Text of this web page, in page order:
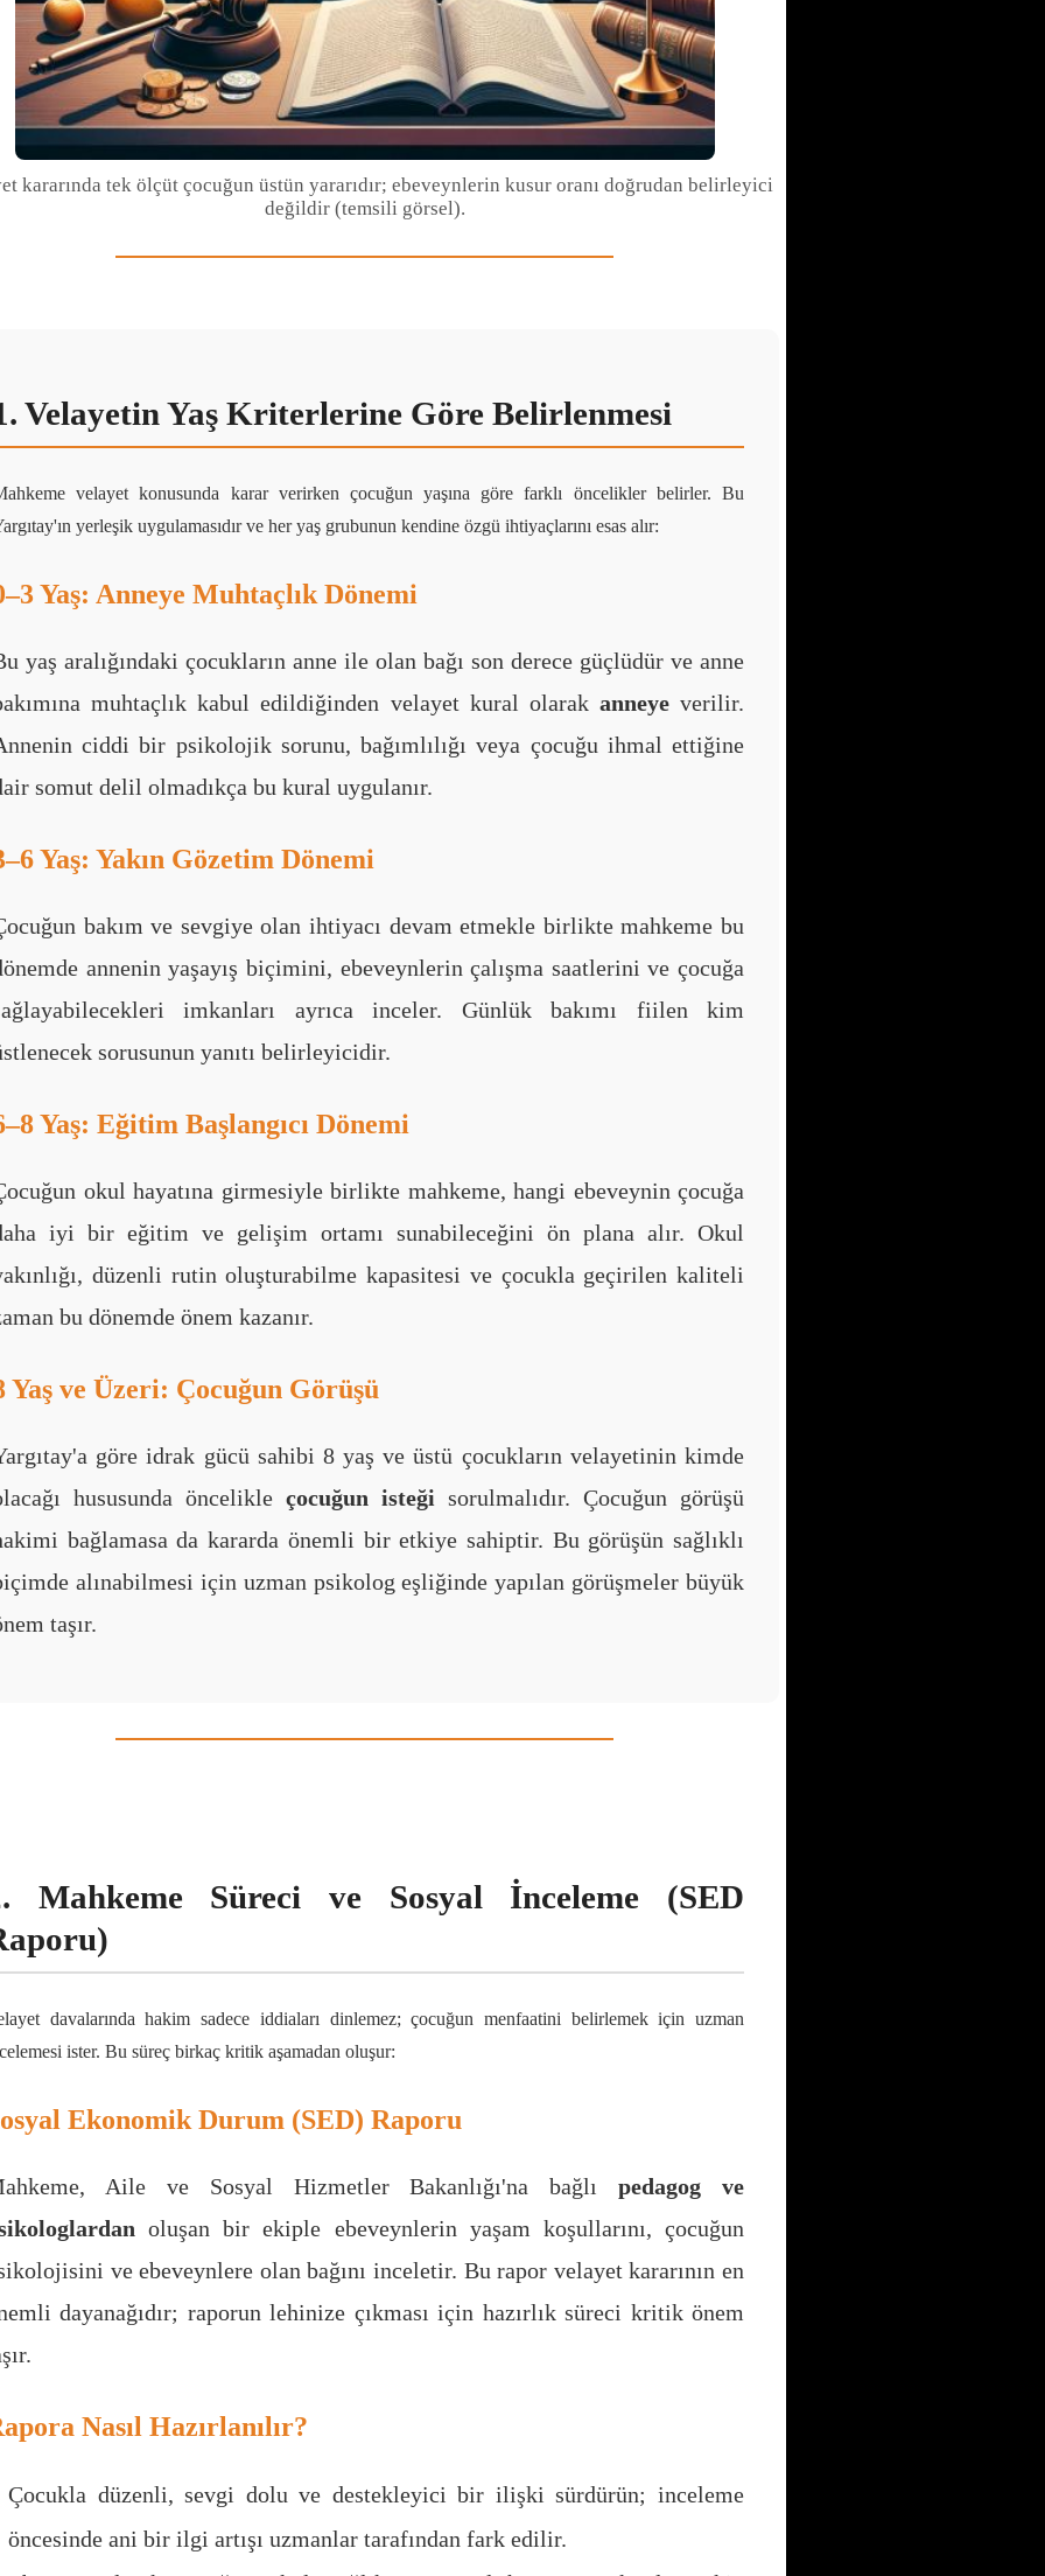
kararında tek ölçüt çocuğun üstün yararıdır; ebeveynlerin kusur oranı doğrudan belirleyici
değildir (temsili görsel).
Velayetin Yaş Kriterlerine Göre Belirlenmesi
velayet konusunda karar verirken çocuğun yaşına göre farklı öncelikler belirler. Bu
yerleşik uygulamasıdır ve her yaş grubunun kendine özgü ihtiyaçlarını esas alır:
Yaş: Anneye Muhtaçlık Dönemi
yaş aralığındaki çocukların anne ile olan bağı son derece güçlüdür ve anne
muhtaçlık kabul edildiğinden velayet kural olarak anneyeverilir.
ciddi bir psikolojik sorunu, bağımlılığı veya çocuğu ihmal ettiğine
somut delil olmadıkça bu kural uygulanır.
Yaş: Yakın Gözetim Dönemi
bakım ve sevgiye olan ihtiyacı devam etmekle birlikte mahkeme bu
annenin yaşayış biçimini, ebeveynlerin çalışma saatlerini ve çocuğa
imkanları ayrıca inceler. Günlük bakımı fiilen kim
sorusunun yanıtı belirleyicidir.
Yaş: Eğitim Başlangıcı Dönemi
okul hayatına girmesiyle birlikte mahkeme, hangi ebeveynin çocuğa
iyi bir eğitim ve gelişim ortamı sunabileceğini ön plana alır. Okul
düzenli rutin oluşturabilme kapasitesi ve çocukla geçirilen kaliteli
bu dönemde önem kazanır.
Yaş ve Üzeri: Çocuğun Görüşü
göre idrak gücü sahibi 8 yaş ve üstü çocukların velayetinin kimde
hususunda öncelikle çocuğun isteği sorulmalıdır. Çocuğun görüşü
bağlamasa da kararda önemli bir etkiye sahiptir. Bu görüşün sağlıklı
alınabilmesi için uzman psikolog eşliğinde yapılan görüşmeler büyük
taşır.
Mahkeme Süreci ve Sosyal İnceleme (SED
davalarında hakim sadece iddiaları dinlemez; çocuğun menfaatini belirlemek için uzman
ister. Bu süreç birkaç kritik aşamadan oluşur:
Ekonomik Durum (SED) Raporu
Aile ve Sosyal Hizmetler Bakanlığı'na bağlıpedagog ve
oluşan bir ekiple ebeveynlerin yaşam koşullarını, çocuğun
ve ebeveynlere olan bağını inceletir. Bu rapor velayet kararının en
dayanağıdır; raporun lehinize çıkması için hazırlık süreci kritik önem
Nasıl Hazırlanılır?
Çocukla düzenli, sevgi dolu ve destekleyici bir ilişki sürdürün; inceleme
öncesinde ani bir ilgi artışı uzmanlar tarafından fark edilir.